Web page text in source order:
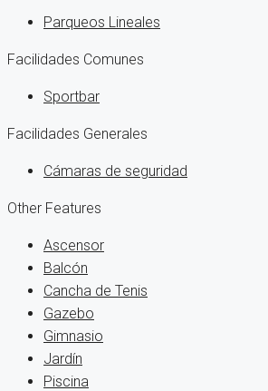
Parqueos Lineales
Facilidades Comunes
Sportbar
Facilidades Generales
Cámaras de seguridad
Other Features
Ascensor
Balcón
Cancha de Tenis
Gazebo
Gimnasio
Jardín
Piscina